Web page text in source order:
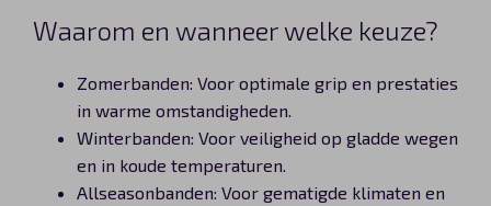
Waarom en wanneer welke keuze?
Zomerbanden: Voor optimale grip en prestaties
in warme omstandigheden.
Winterbanden: Voor veiligheid op gladde wegen
en in koude temperaturen.
Allseasonbanden: Voor gematigde klimaten en